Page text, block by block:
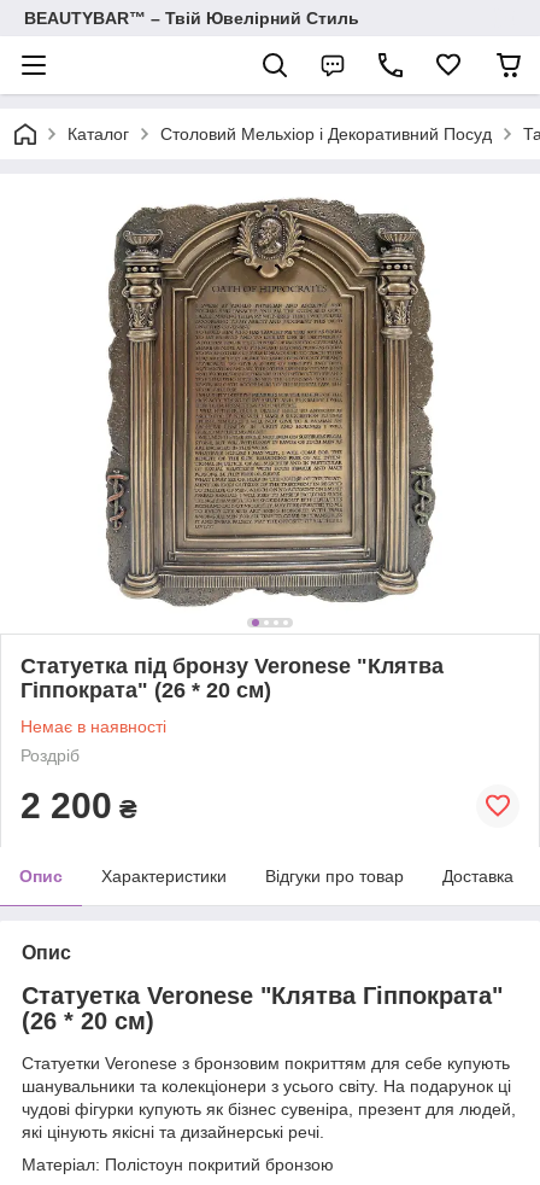
BEAUTYBAR™ – Твій Ювелірний Стиль
Каталог Столовий Мельхіор і Декоративний Посуд
Статуетка під бронзу Veronese "Клятва
Гіппократа" (26 * 20 см)
Немає в наявності
Роздріб
2 200 ₴
Опис Характеристики Відгуки про товар Доставка
Опис
Статуетка Veronese "Клятва Гіппократа"
(26 * 20 см)
Статуетки Veronese з бронзовим покриттям для себе купують
шанувальники та колекціонери з усього світу. На подарунок ці
чудові фігурки купують як бізнес сувеніра, презент для людей,
які цінують якісні та дизайнерські речі.
Матеріал: Полістоун покритий бронзою